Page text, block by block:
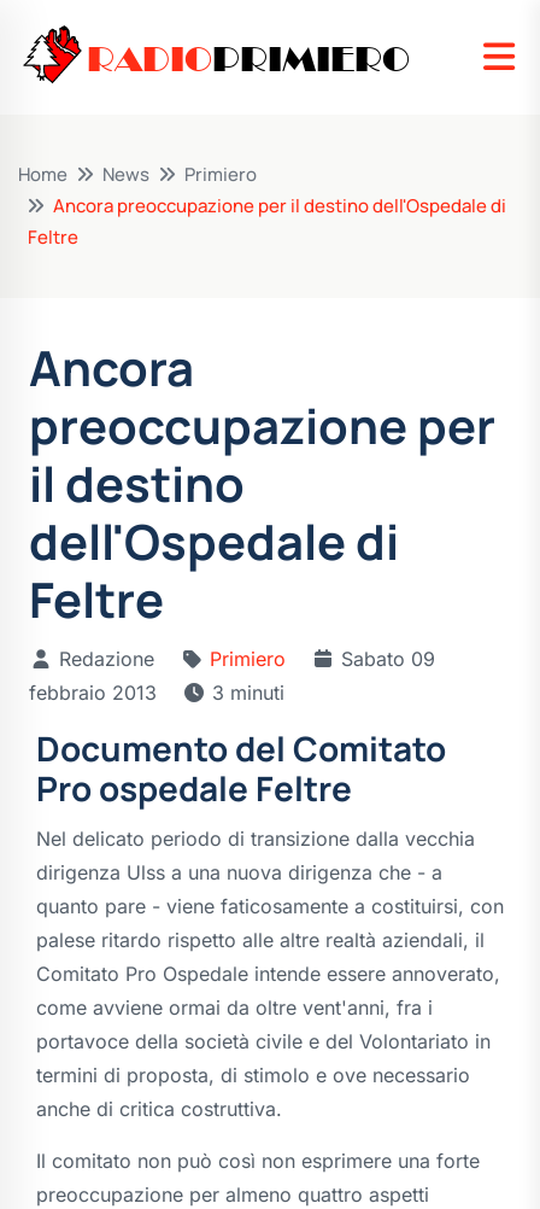
RADIOPRIMIERO
Home News
Primiero
Ancora preoccupazione per il destino dell'Ospedale di
Feltre
Ancora
preoccupazione per
il destino
dell'Ospedale di
Feltre
Redazione Primiero
Sabato 09
febbraio 2013
3 minuti
Documento del Comitato
Pro ospedale Feltre
Nel delicato periodo di transizione dalla vecchia
dirigenza Ulss a una nuova dirigenza che - a
quanto pare - viene faticosamente a costituirsi, con
palese ritardo rispetto alle altre realtà aziendali, il
Comitato Pro Ospedale intende essere annoverato,
come avviene ormai da oltre vent'anni, fra i
portavoce della società civile e del Volontariato in
termini di proposta, di stimolo e ove necessario
anche di critica costruttiva.
Il comitato non può così non esprimere una forte
preoccupazione per almeno quattro aspetti